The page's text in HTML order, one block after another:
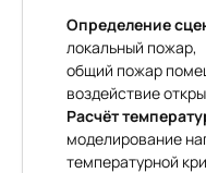
Определение
локальный пожар,
общий пожар
воздействие
Расчёт
моделирование
температурной